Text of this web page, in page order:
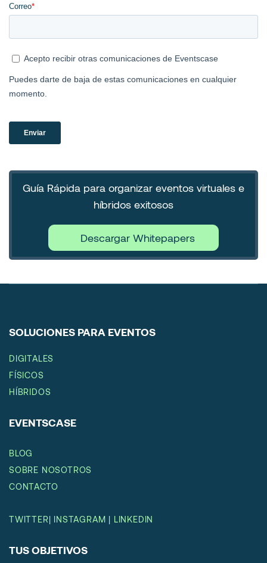
Guía Rápida para organizar eventos virtuales e
híbridos exitosos
Descargar Whitepapers
SOLUCIONES PARA EVENTOS
DIGITALES
FÍSICOS
HÍBRIDOS
EVENTSCASE
BLOG
SOBRE NOSOTROS
CONTACTO
TWITTER| INSTAGRAM | LINKEDIN
TUS OBJETIVOS